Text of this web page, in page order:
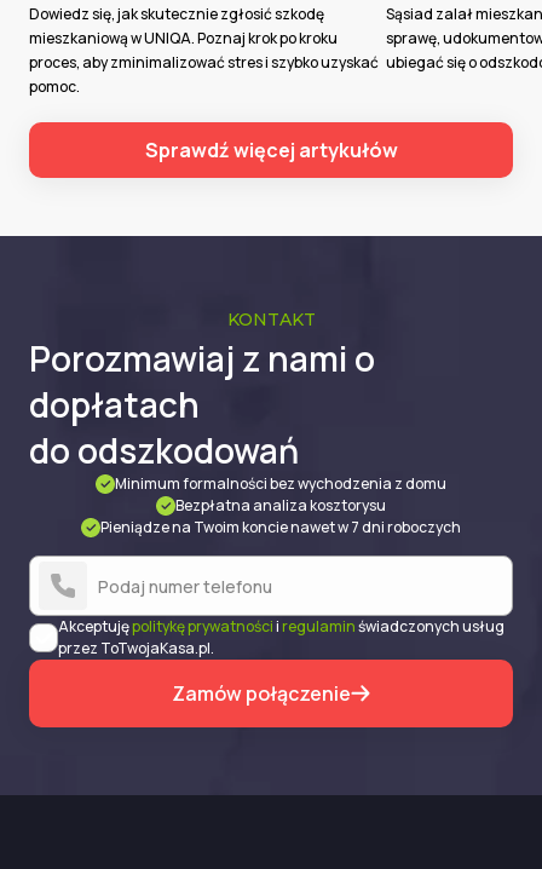
Dowiedz się, jak skutecznie zgłosić szkodę
mieszkaniową w UNIQA. Poznaj krok po kroku
proces, aby zminimalizować stres i szybko uzyskać
pomoc.
Sąsiad zalał
sprawę,
ubiegać się o
Sprawdź więcej artykułów
KONTAKT
Porozmawiaj z nami o
dopłatach
do odszkodowań
Minimum formalności bez wychodzenia z domu
Bezpłatna analiza kosztorysu
Pieniądze na Twoim koncie nawet w 7 dni roboczych
Zamów połączenie
Akceptujępolitykę prywatnościi regulaminświadczonych usług
przez ToTwojaKasa.pl.